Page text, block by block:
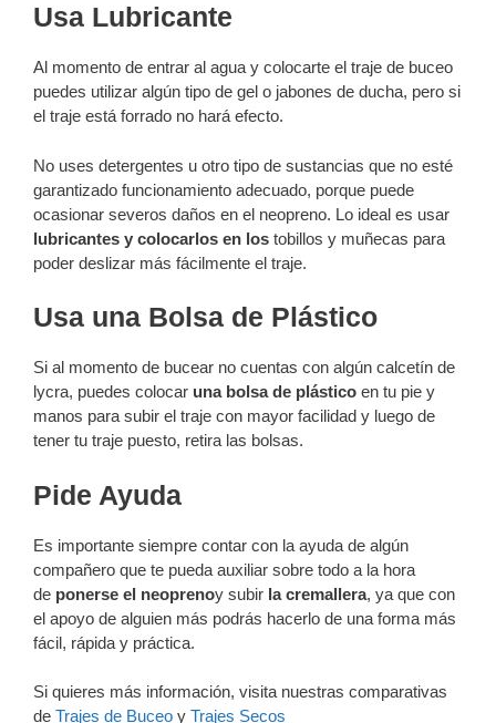
Usa Lubricante
Al momento de entrar al agua y colocarte el traje de buceo
puedes utilizar algún tipo de gel o jabones de ducha, pero si
el traje está forrado no hará efecto.
No uses detergentes u otro tipo de sustancias que no esté
garantizado funcionamiento adecuado, porque puede
ocasionar severos daños en el neopreno. Lo ideal es usar
lubricantes y colocarlos en los tobillos y muñecas para
poder deslizar más fácilmente el traje.
Usa una Bolsa de Plástico
Si al momento de bucear no cuentas con algún calcetín de
lycra, puedes colocar una bolsa de plástico en tu pie y
manos para subir el traje con mayor facilidad y luego de
tener tu traje puesto, retira las bolsas.
Pide Ayuda
Es importante siempre contar con la ayuda de algún
compañero que te pueda auxiliar sobre todo a la hora
de ponerse el neoprenoy subir la cremallera, ya que con
el apoyo de alguien más podrás hacerlo de una forma más
fácil, rápida y práctica.
Si quieres más información, visita nuestras comparativas
de Trajes de Buceo y Trajes Secos